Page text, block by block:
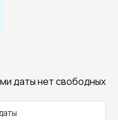
даты нет свободных